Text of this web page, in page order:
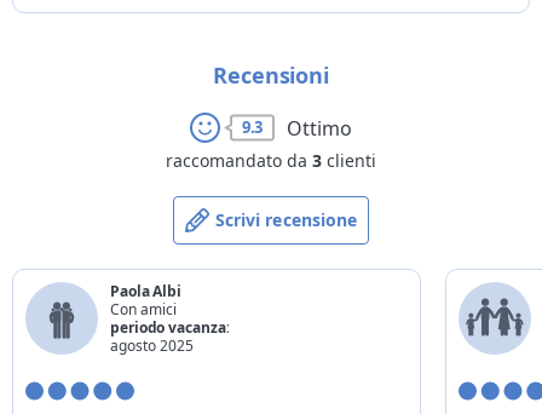
Recensioni
9.3 Ottimo
raccomandato da 3 clienti
Scrivi recensione
Paola Albi
Con amici
periodo vacanza:
agosto 2025